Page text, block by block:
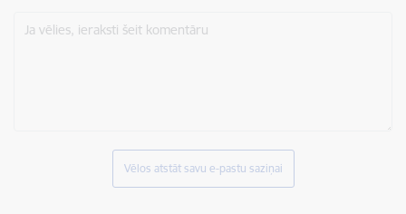
Ja vēlies, ieraksti šeit komentāru
Vēlos atstāt savu e-pastu saziņai